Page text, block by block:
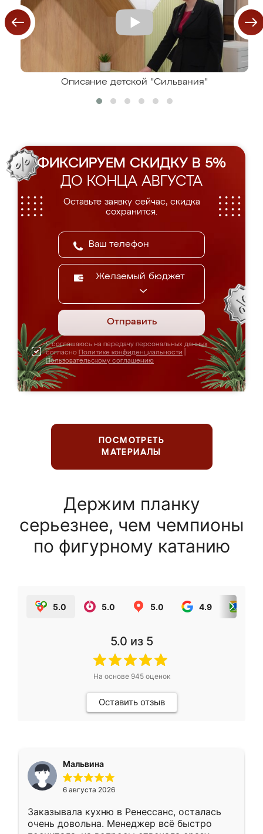
Описание детской "Сильвания"
ФИКСИРУЕМ СКИДКУ В 5%
ДО КОНЦА АВГУСТА
Оставьте заявку сейчас, скидка
сохранится.
Желаемый бюджет
Отправить
Я соглашаюсь на передачу персональных данных
согласно Политике конфиденциальности
Пользовательскому соглашению
ПОСМОТРЕТЬ
МАТЕРИАЛЫ
Держим планку
серьезнее, чем чемпионы
по фигурному катанию
5.0 5.0 5.0 4.9
5.0 из 5
На основе 945оценок
Оставить отзыв
Мальвина
6 августа 2026
Заказывала кухню в Ренессанс, осталась
очень довольна. Менеджер всё быстро